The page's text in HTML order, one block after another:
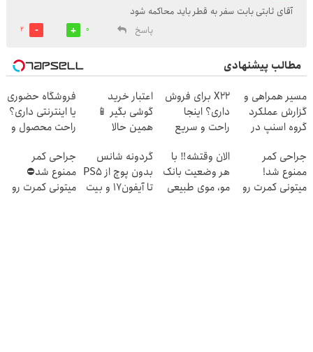
آقای ثابتی بابت سفر به قطر باید محاکمه شود
پاسخ
0
2
مطالب پیشنهادی
مسیر همراهی و
گزارش عملکرد
گروه اسنپ در
X22 برای فروش
داری؟ اینجا
راحت و سریع
اعتبار خرید
گوشی بگیر 📱
همین حالا
بده 🎯
فروشگاه حضوری
یا اینترنتی داری؟
راحت محصول و
بفروش
جراحی کمر
ممنوع شد!
میتونی کمرت رو
الان وقتشه‼️ با
هر وضعیت بانک
مو، موی طبیعی
گردونه شانس
بدون پوچ از PS5
تا آیفون17 و بیت
جراحی کمر
ممنوع شد⛔
میتونی کمرت رو